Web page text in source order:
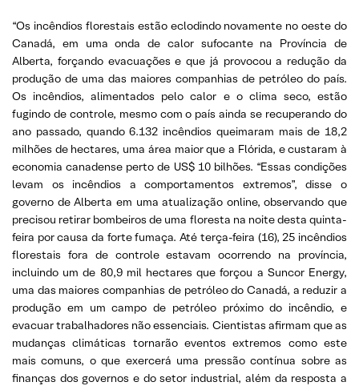
“Os incêndios florestais estão eclodindo novamente no oeste do
Canadá, em uma onda de calor sufocante na Província de
Alberta, forçando evacuações e que já provocou a redução da
produção de uma das maiores companhias de petróleo do país.
Os incêndios, alimentados pelo calor e o clima seco, estão
fugindo de controle, mesmo com o país ainda se recuperando do
ano passado, quando 6.132 incêndios queimaram mais de 18,2
milhões de hectares, uma área maior que a Flórida, e custaram à
economia canadense perto de US$ 10 bilhões. “Essas condições
levam os incêndios a comportamentos extremos”, disse o
governo de Alberta em uma atualização online, observando que
precisou retirar bombeiros de uma floresta na noite desta quinta-
feira por causa da forte fumaça. Até terça-feira (16), 25 incêndios
florestais fora de controle estavam ocorrendo na província,
incluindo um de 80,9 mil hectares que forçou a Suncor Energy,
uma das maiores companhias de petróleo do Canadá, a reduzir a
produção em um campo de petróleo próximo do incêndio, e
evacuar trabalhadores não essenciais. Cientistas afirmam que as
mudanças climáticas tornarão eventos extremos como este
mais comuns, o que exercerá uma pressão contínua sobre as
finanças dos governos e do setor industrial, além da resposta a